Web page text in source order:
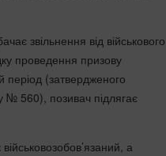
звільнення від військового
проведення призову
період (затвердженого
№ 560), позивач підлягає
а